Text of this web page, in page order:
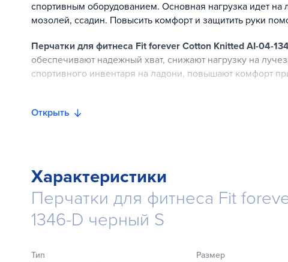
спортивным оборудованием. Основная нагрузка идет
мозолей, ссадин. Повысить комфорт и защитить руки
Перчатки для фитнеса Fit forever Cotton Knitted AI-04-
обеспечивают надежный хват, снижают нагрузку на
спортивного инвентаря на ладони, повышают комфорт
Отличительные характеристики спортивных
Специальные гелевые вставки с внутренней стороны
защищают ладони от мозолей и возможных инфекций.
Перчатки имеют обрезанные пальцы, что улучшает хват.
Спортивные перчатки регулируются на руке эластичным
Система Easy Pull On/Off экономит ваши время и энергию,
Открыть
Характеристики
Перчатки для фитнеса Fit
1346-D черный S
Тип Размер